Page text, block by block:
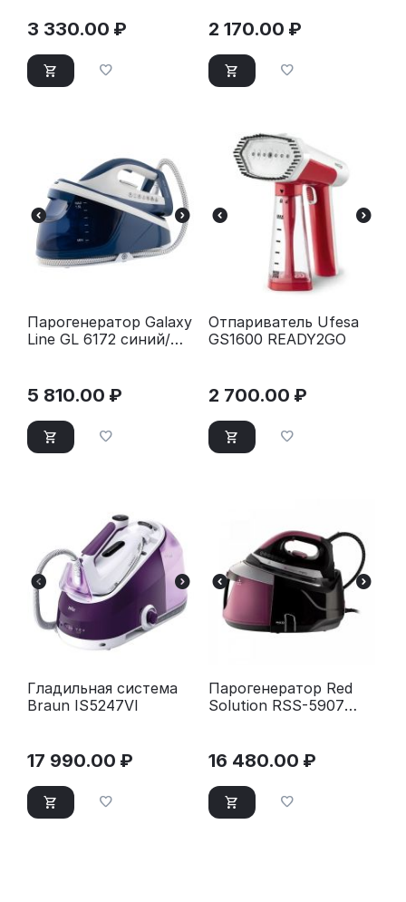
3 330.00 ₽ 2 170.00 ₽
Парогенератор Galaxy
Line GL 6172 синий/
5 810.00 ₽
Отпариватель Ufesa
GS1600 READY2GO
2 700.00 ₽
Гладильная система
Braun IS5247VI
17 990.00 ₽
Парогенератор Red
Solution RSS-5907
16 480.00 ₽